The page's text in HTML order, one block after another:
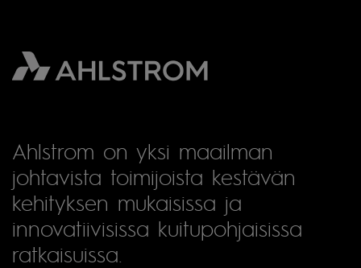
Ahlstrom on yksi maailman
johtavista toimijoista kestävän
kehityksen mukaisissa ja
innovatiivisissa kuitupohjaisissa
ratkaisuissa.